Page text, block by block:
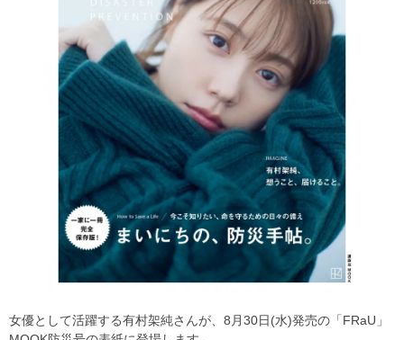
女優として活躍する有村架純さんが、8月30日(水)発売の「FRaU」